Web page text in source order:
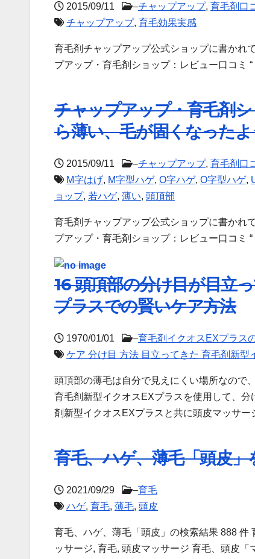
2015/09/11 –チャップアップ, 育毛剤口
チャップアップ, 育毛効果実感
育毛剤チャップアップ公式ショップに書かれ
プアップ・育毛剤ショップ：レビュー口コミ
チャップアップ・育毛剤
ら薄い、毛が固くなった
2015/09/11 –チャップアップ, 育毛剤口
M字はげ, M字型ハゲ, O字ハゲ, O字型ハゲ,
ョップ, 若ハゲ, 薄い, 頭頂部
育毛剤チャップアップ公式ショップに書かれ
プアップ・育毛剤ショップ：レビュー口コミ
16 頭頂部の分け目が目立
プラスでの賢いケア方法
1970/01/01 –育毛剤イクオスEXプラス
ケア 分け目 方法 目立ってきた 育毛剤新型
頭頂部の薄毛は自分で見えにくい場所なので
育毛剤新型イクオスEXプラスを使用して、
剤新型イクオスEXプラスと共に頭皮マッサー
育毛、ハゲ、薄毛「頭皮」
2021/09/29 –育毛
ハゲ, 育毛, 薄毛, 頭皮
育毛、ハゲ、薄毛「頭皮」の検索結果 888
ッサージ, 育毛, 頭皮マッサージ 育毛、頭皮